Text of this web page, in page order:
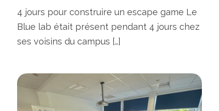
4 jours pour construire un escape game Le
Blue lab était présent pendant 4 jours chez
ses voisins du campus […]